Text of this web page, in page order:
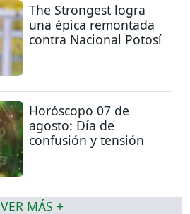
The Strongest logra
una épica remontada
contra Nacional Potosí
Horóscopo 07 de
agosto: Día de
confusión y tensión
VER MÁS +